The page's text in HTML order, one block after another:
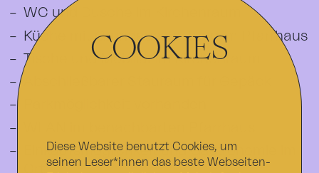
WC und Dusche im Kirchenraum
Küche mit Grundausstattung im Pfarrhaus
Tische und Mobiliar im Kirchenraum
Einkaufsmöglichkeit und Gastronomie im
COOKIES
Diese Website benutzt Cookies, um
seinen Leser*innen das beste Webseiten-